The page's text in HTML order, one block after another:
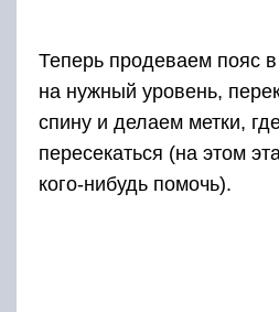
Теперь продеваем пояс
на нужный уровень,
спину и делаем метки,
пересекаться (на этом
кого-нибудь помочь).